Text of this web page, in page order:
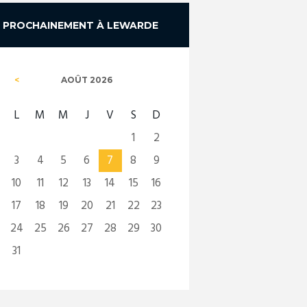
PROCHAINEMENT À LEWARDE
AOÛT 2026
L M M J V S
D
1
2
3
4 5 6 7 8
9
10
11 12 13 14 15
16
17
18 19 20 21 22
23
24
25 26 27 28 29
30
31